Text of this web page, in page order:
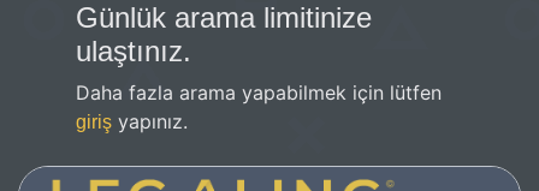
Günlük arama limitinize
ulaştınız.
Daha fazla arama yapabilmek için lütfen
giriş yapınız.